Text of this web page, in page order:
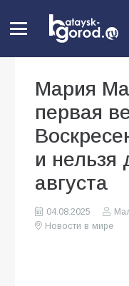
Мария
первая
и нельзя
августа
04.08.2025
Новости в мире